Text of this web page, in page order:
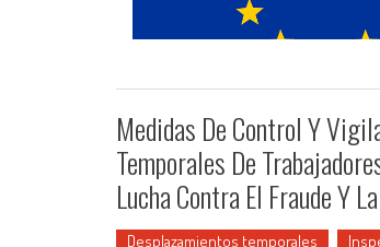
Medidas De Control Y
Temporales De
Lucha Contra El Fraude Y
Desplazamientos temporales